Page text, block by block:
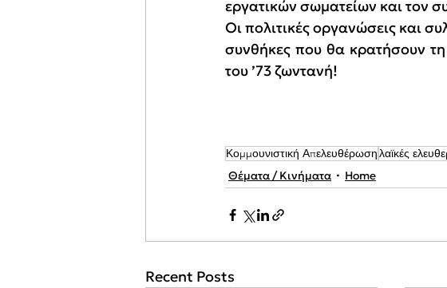
εργατικών σωματείων και τον
Οι πολιτικές οργανώσεις και
συνθήκες που θα κρατήσουν τη
του ’73 ζωντανή!
Κομμουνιστική Απελευθέρωσηλαϊκές
Θέματα / Κινήματα
Home
Recent Posts